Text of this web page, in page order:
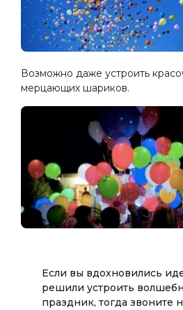
Возможно даже устроить
мерцающих шариков.
Если вы вдохновились
решили устроить
праздник, тогда звоните